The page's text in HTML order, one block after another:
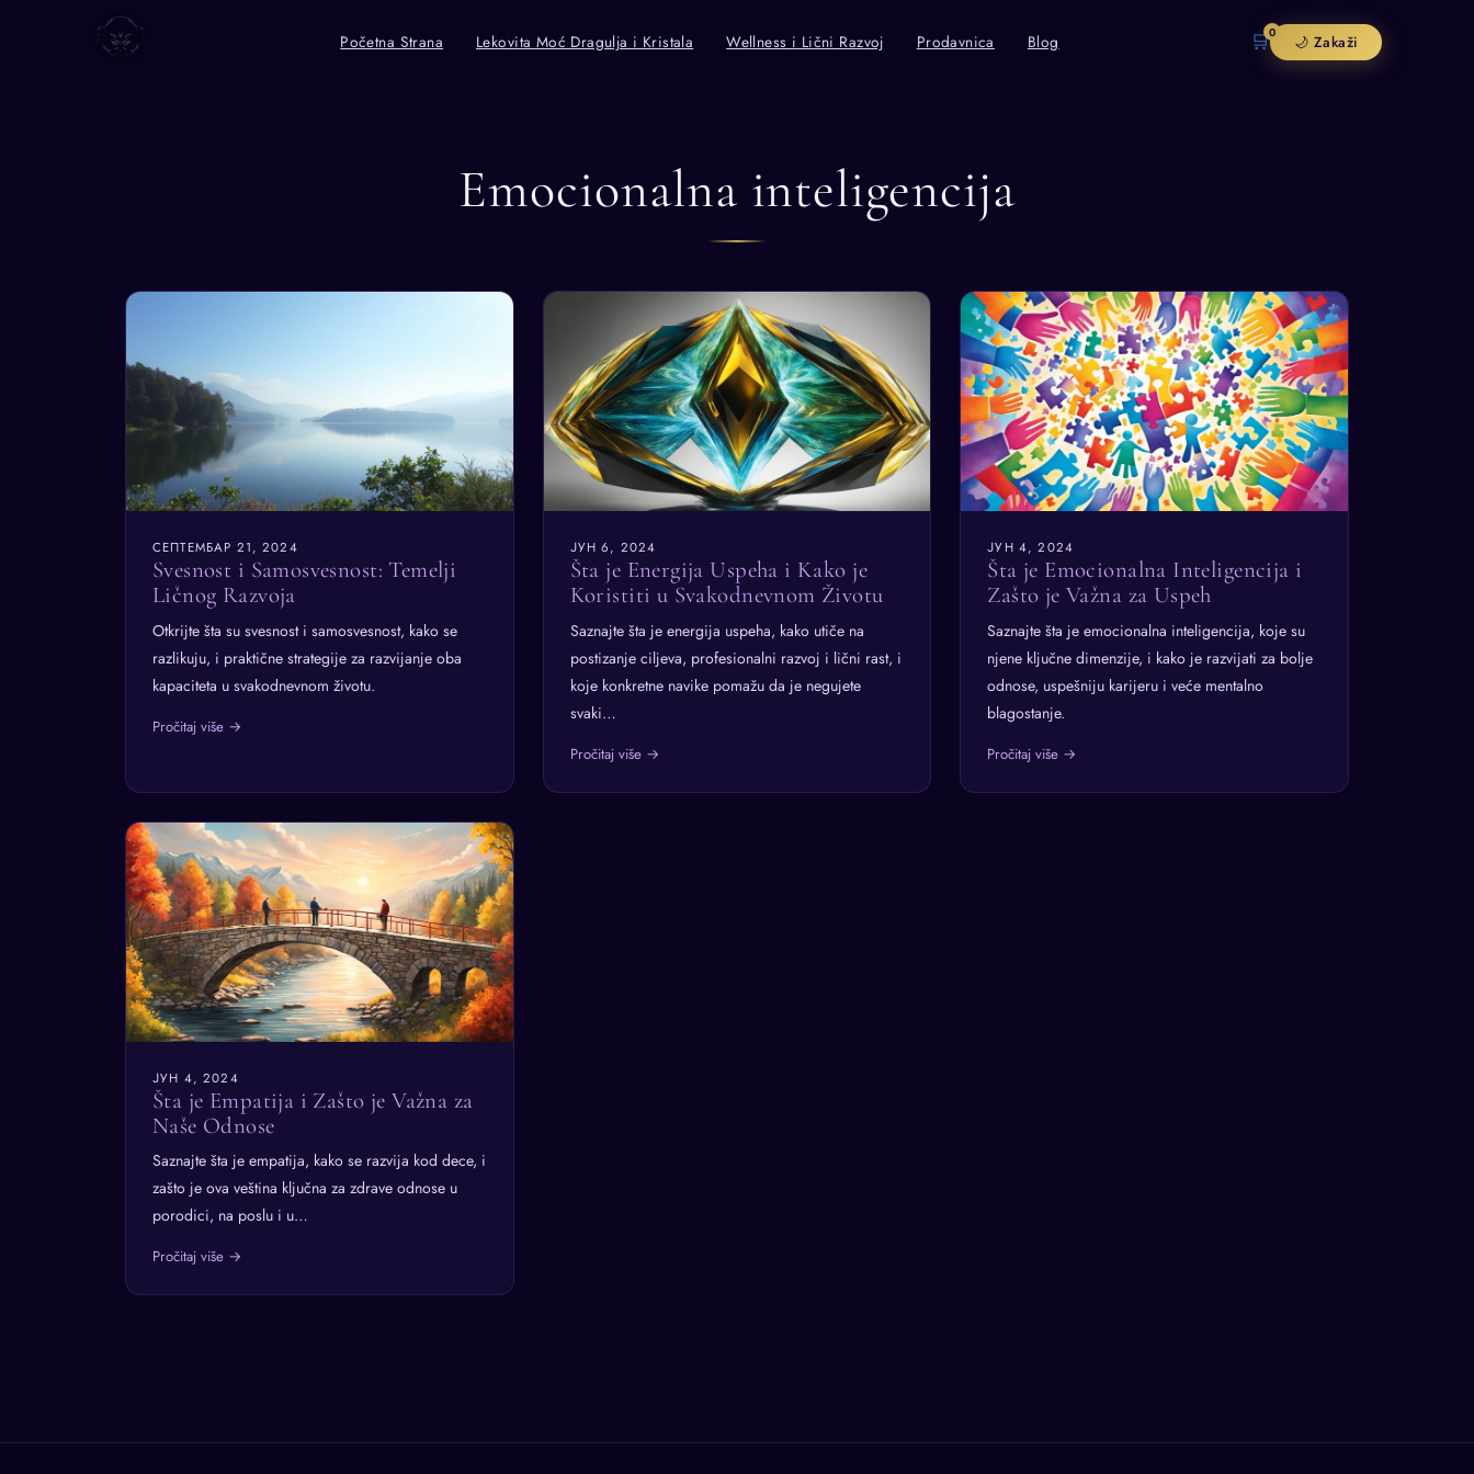
Početna Strana Lekovita Moć Dragulja i Kristala Wellness i Lični Razvoj Prodavnica Blog 🛒0 🌙 Zakaži
Emocionalna inteligencija
СЕПТЕМБАР 21, 2024
Svesnost i Samosvesnost: Temelji
Ličnog Razvoja
Otkrijte šta su svesnost i samosvesnost, kako se
razlikuju, i praktične strategije za razvijanje oba
kapaciteta u svakodnevnom životu.
Pročitaj više →
ЈУН 6, 2024
Šta je Energija Uspeha i Kako je
Koristiti u Svakodnevnom Životu
Saznajte šta je energija uspeha, kako utiče na
postizanje ciljeva, profesionalni razvoj i lični rast, i
koje konkretne navike pomažu da je negujete
svaki…
Pročitaj više →
ЈУН 4, 2024
Šta je Emocionalna Inteligencija i
Zašto je Važna za Uspeh
Saznajte šta je emocionalna inteligencija, koje su
njene ključne dimenzije, i kako je razvijati za bolje
odnose, uspešniju karijeru i veće mentalno
blagostanje.
Pročitaj više →
ЈУН 4, 2024
Šta je Empatija i Zašto je Važna za
Naše Odnose
Saznajte šta je empatija, kako se razvija kod dece, i
zašto je ova veština ključna za zdrave odnose u
porodici, na poslu i u…
Pročitaj više →